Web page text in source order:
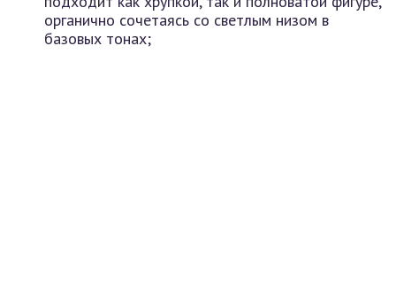
органично сочетаясь со светлым низом в
базовых тонах;